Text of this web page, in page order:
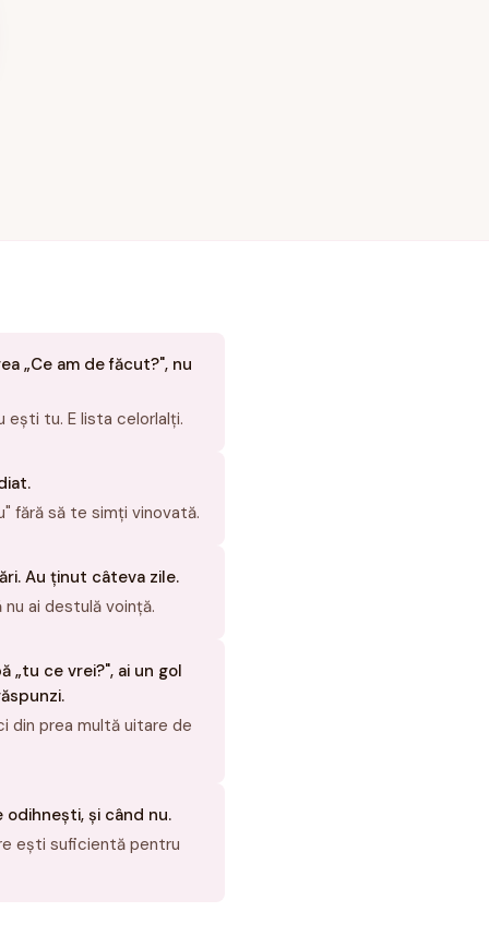
„Ce am de făcut?", nu
ești tu. E lista celorlalți.
fără să te simți vinovată.
Au ținut câteva zile.
ai destulă voință.
„tu ce vrei?", ai un gol
din prea multă uitare de
și când nu.
ești suficientă pentru